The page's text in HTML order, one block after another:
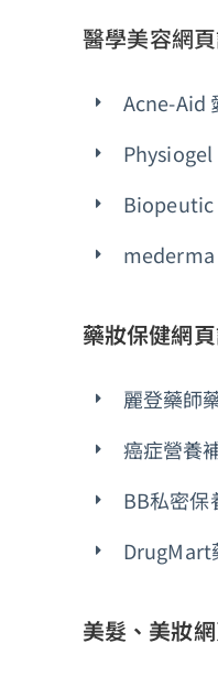
醫學美容網
Acne-Aid
Physiogel
Biopeutic
mederma
藥妝保健網
麗登藥師
癌症營養
BB私密保
DrugMart
美髮、美妝